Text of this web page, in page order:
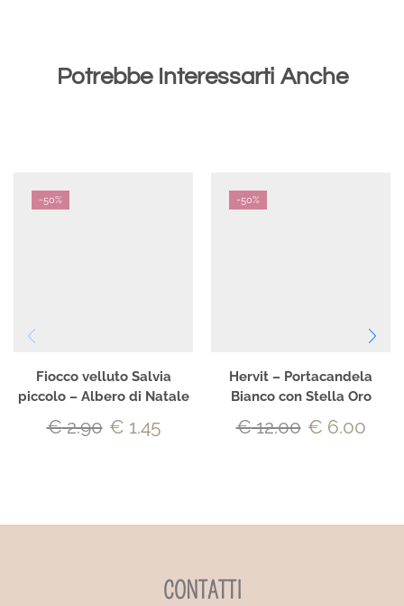
Potrebbe Interessarti Anche
-50%
Fiocco velluto Salvia
piccolo – Albero di Natale
€2.90 € 1.45
-50%
Hervit – Portacandela
Bianco con Stella Oro
€12.00 € 6.00
CONTATTI